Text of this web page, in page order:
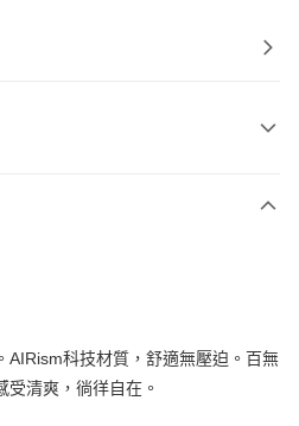
AIRism科技材質，舒適無壓迫。百無
清爽，徜徉自在。